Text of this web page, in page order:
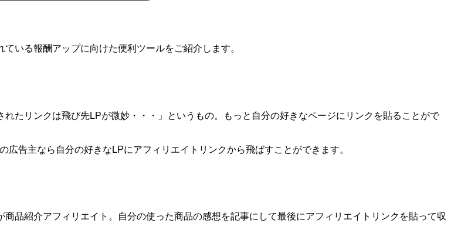
いる報酬アップに向けた便利ツールをご紹介します。
たリンクは飛び先LPが微妙・・・」というもの。もっと自分の好きなページにリンクを貼ることがで
告主なら自分の好きなLPにアフィリエイトリンクから飛ばすことができます。
品紹介アフィリエイト。自分の使った商品の感想を記事にして最後にアフィリエイトリンクを貼って収